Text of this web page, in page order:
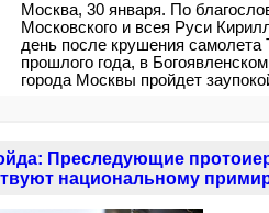
Москва, 30 января. По
Московского и всея Руси
день после крушения
прошлого года, в
города Москвы пройдет
Преследующие
национальному